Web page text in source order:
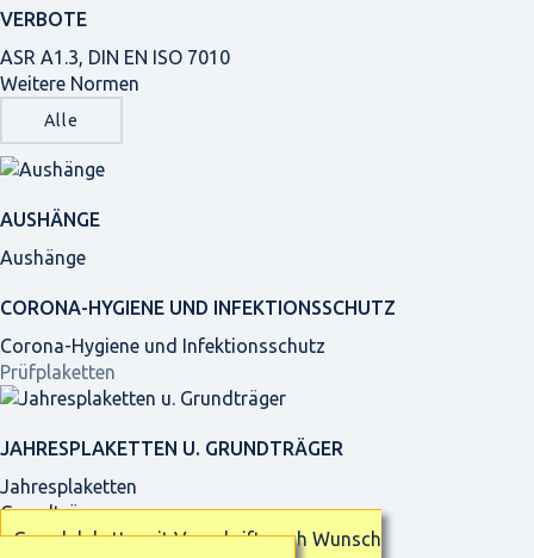
VERBOTE
ASR A1.3, DIN EN ISO 7010
Weitere Normen
Alle
AUSHÄNGE
Aushänge
CORONA-HYGIENE UND INFEKTIONSSCHUTZ
Corona-Hygiene und Infektionsschutz
Prüfplaketten
JAHRES­PLAKETTEN U. GRUNDTRÄGER
Jahresplaketten
Grundträger
Grundplakette mit Vorschrift nach Wunsch